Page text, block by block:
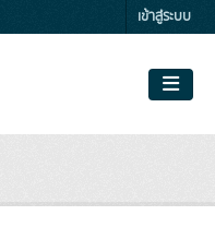
เข้าสู่ระบบ